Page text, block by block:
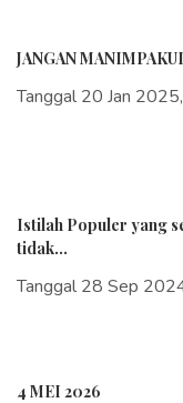
JANGAN
Tanggal 20 Jan
Istilah Populer yang
tidak...
Tanggal 28 Sep
4 MEI 2026